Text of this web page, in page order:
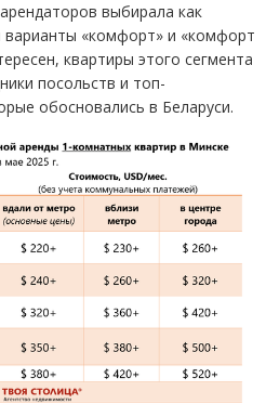
выбирала как
«комфорт» и «комфорт
квартиры этого сегмента
посольств и топ-
обосновались в Беларуси.